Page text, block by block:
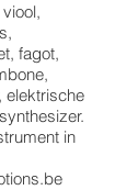
fagot,
elektrische
in